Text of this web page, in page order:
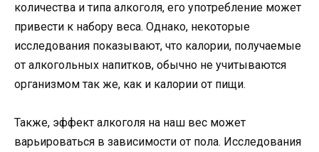
количества и типа алкоголя, его употребление может
привести к набору веса. Однако, некоторые
исследования показывают, что калории, получаемые
от алкогольных напитков, обычно не учитываются
организмом так же, как и калории от пищи.
Также, эффект алкоголя на наш вес может
варьироваться в зависимости от пола. Исследования